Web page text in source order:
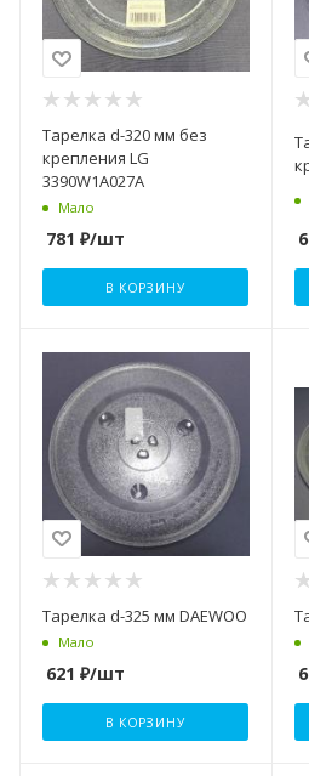
Тарелка d-320 мм без
крепления LG
3390W1A027A
Мало
781 ₽/шт
В КОРЗИНУ
Тарелка d-325 мм DAEWOO
Мало
621 ₽/шт
В КОРЗИНУ